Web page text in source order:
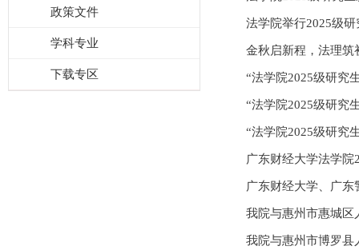
政策文件
学科专业
下载专区
法学院举行2025级
金秋启新程，法理筑
“法学院2025级研究
“法学院2025级研究
“法学院2025级研究
广东财经大学法学
广东财经大学、广
我院与惠州市惠城区
我院与惠州市博罗县